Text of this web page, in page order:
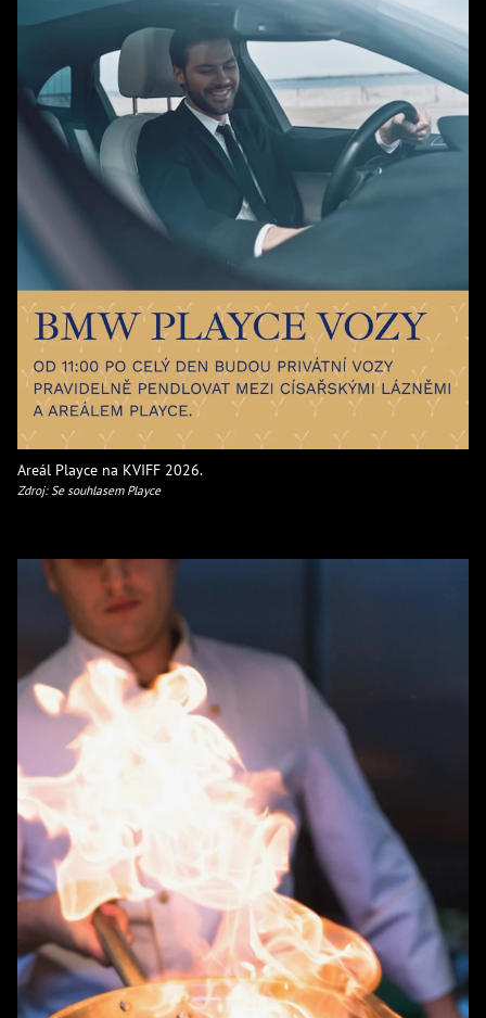
Areál Playce na KVIFF 2026.
Zdroj: Se souhlasem Playce